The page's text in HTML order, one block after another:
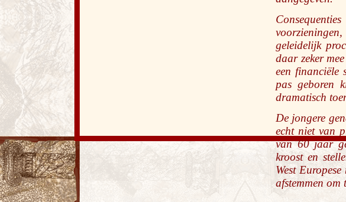
geleidelijk
daar zeker
een financiële
pas geboren
dramatisch
De jongere
echt niet van
van 60 jaar
kroost en
West
afstemmen om